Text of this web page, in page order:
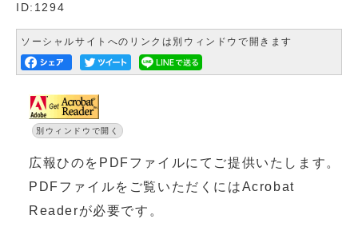
ID:1294
ソーシャルサイトへのリンクは別ウィンドウで開きます
別ウィンドウで開く
広報ひのをPDFファイルにてご提供いたします。
PDFファイルをご覧いただくにはAcrobat
Readerが必要です。